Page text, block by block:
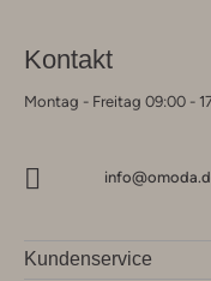
Kontakt
Montag - Freitag 09:00 -
Kundenservice